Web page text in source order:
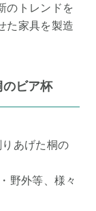
のトレンドを
た家具を製造
のビア杯
あげた桐の
野外等、様々